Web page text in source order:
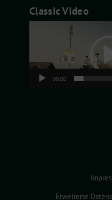
Classic Video
00:00
Erweiterte